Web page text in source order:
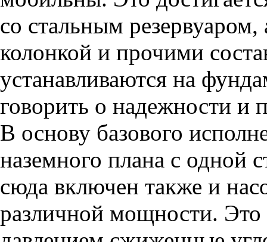
со стальным резервуаром,
колонкой и прочими
устанавливаются на
говорить о надежности и
В основу базового
наземного плана с одной
сюда включен также и
различной мощности. Это